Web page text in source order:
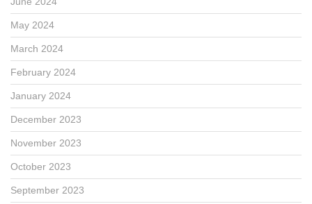
May 2024
March 2024
February 2024
January 2024
December 2023
November 2023
October 2023
September 2023